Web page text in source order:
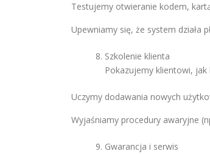
Testujemy otwieranie kodem,
Upewniamy się, że system działa
Szkolenie klienta
Pokazujemy klientowi,
Uczymy dodawania nowych
Wyjaśniamy procedury awaryjne
Gwarancja i serwis